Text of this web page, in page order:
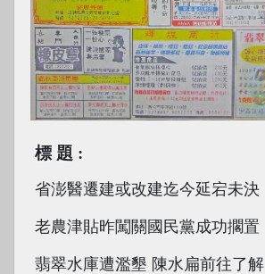
標題
省澎醫遷建或改建迄今延宕未決
老農津貼昨闖關國民黨成功擱置
翡翠水庫遭濫墾 陳水扁前往了解